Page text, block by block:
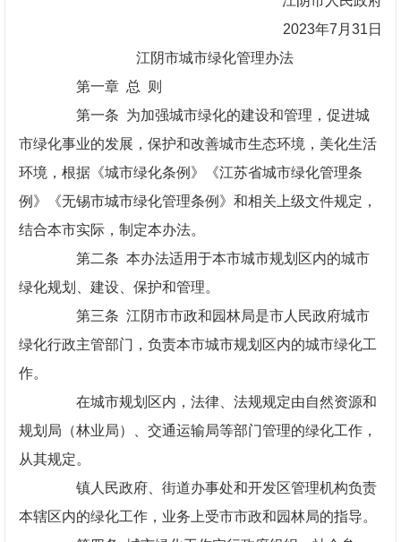
2023年7月31日
江阴市城市绿化管理办法
第一章 总 则
第一条 为加强城市绿化的建设和管理，促进城
市绿化事业的发展，保护和改善城市生态环境，美化生活
环境，根据《城市绿化条例》《江苏省城市绿化管理条
例》《无锡市城市绿化管理条例》和相关上级文件规定，
结合本市实际，制定本办法。
第二条 本办法适用于本市城市规划区内的城市
绿化规划、建设、保护和管理。
第三条 江阴市市政和园林局是市人民政府城市
绿化行政主管部门，负责本市城市规划区内的城市绿化工
作。
在城市规划区内，法律、法规规定由自然资源和
规划局（林业局）、交通运输局等部门管理的绿化工作，
从其规定。
镇人民政府、街道办事处和开发区管理机构负责
本辖区内的绿化工作，业务上受市市政和园林局的指导。